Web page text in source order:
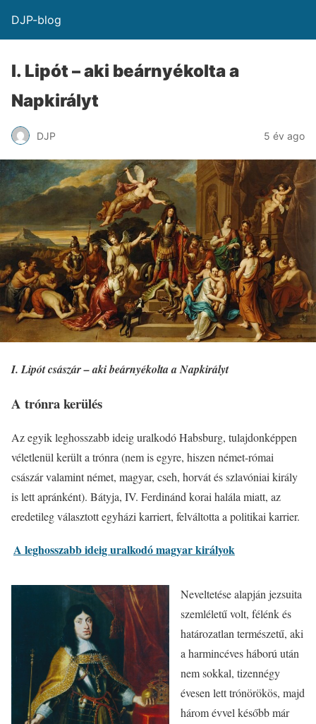
DJP-blog
I. Lipót – aki beárnyékolta a
Napkirályt
DJP 5 év ago
I. Lipót császár – aki beárnyékolta a Napkirályt
A trónra kerülés
Az egyik leghosszabb ideig uralkodó Habsburg, tulajdonképpen
véletlenül került a trónra (nem is egyre, hiszen német-római
császár valamint német, magyar, cseh, horvát és szlavóniai király
is lett apránként). Bátyja, IV. Ferdinánd korai halála miatt, az
eredetileg választott egyházi karriert, felváltotta a politikai karrier.
A leghosszabb ideig uralkodó magyar királyok
Neveltetése alapján jezsuita
szemléletű volt, félénk és
határozatlan természetű, aki
a harmincéves háború után
nem sokkal, tizennégy
évesen lett trónörökös, majd
három évvel később már